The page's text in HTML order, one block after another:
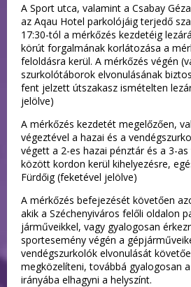
A Sport utca, valamint a Csabay
az Aqau Hotel parkolójáig terjedő
17:30-tól a mérkőzés kezdetéig
körút forgalmának korlátozása a
feloldásra kerül. A mérkőzés végén
szurkolótáborok elvonulásának
fent jelzett útszakasz ismételten
jelölve)
A mérkőzés kezdetét megelőzően,
végeztével a hazai és a
végett a 2-es hazai pénztár és a 3-
között kordon kerül kihelyezésre,
Fürdőig (feketével jelölve)
A mérkőzés befejezését követően
akik a Széchenyiváros felőli oldalon
járműveikkel, vagy gyalogosan
sportesemény végén a
vendégszurkolók elvonulását
megközelíteni, továbbá gyalogosan
irányába elhagyni a helyszínt.